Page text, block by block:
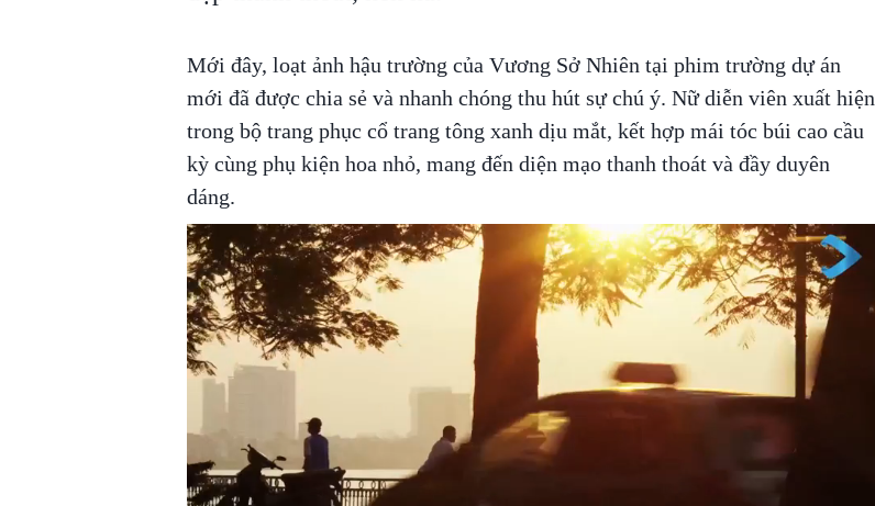
Mới đây, loạt ảnh hậu trường của Vương Sở Nhiên tại phim trường dự án
mới đã được chia sẻ và nhanh chóng thu hút sự chú ý. Nữ diễn viên xuất hiện
trong bộ trang phục cổ trang tông xanh dịu mắt, kết hợp mái tóc búi cao cầu
kỳ cùng phụ kiện hoa nhỏ, mang đến diện mạo thanh thoát và đầy duyên
dáng.